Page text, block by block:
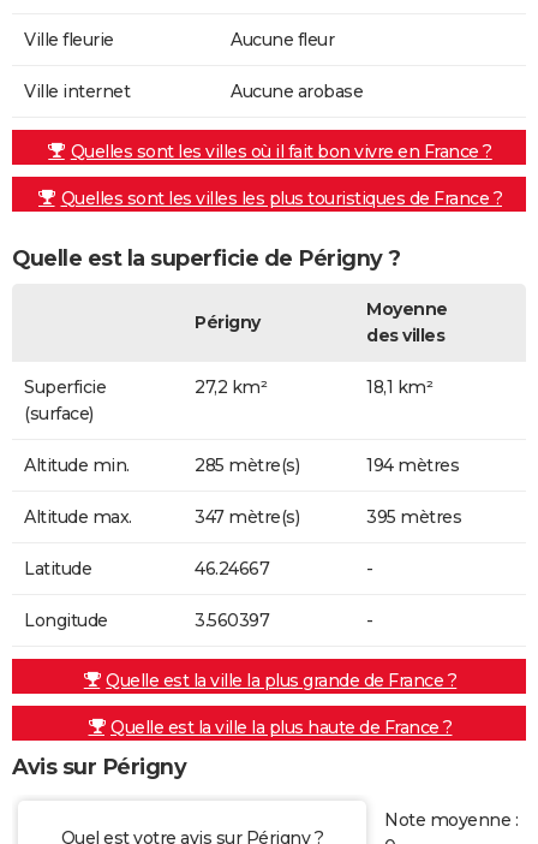
Ville fleurie Aucune fleur
Ville internet Aucune arobase
Quelles sont les villes où il fait bon vivre en France ?
Quelles sont les villes les plus touristiques de France ?
Quelle est la superficie de Périgny ?
Périgny
Moyenne
des villes
Superficie
(surface)
27,2 km² 18,1 km²
Altitude min. 285 mètre(s) 194 mètres
Altitude max. 347 mètre(s) 395 mètres
Latitude 46.24667 -
Longitude 3.560397 -
Quelle est la ville la plus grande de France ?
Quelle est la ville la plus haute de France ?
Avis sur Périgny
Quel est votre avis sur Périgny ?
Note moyenne :